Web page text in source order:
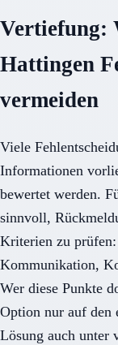
Vertiefung:
Hattingen
vermeiden
Viele
Informationen
bewertet werden.
sinnvoll,
Kriterien zu
Kommunikation,
Wer diese Punkte
Option nur auf den
Lösung auch unter